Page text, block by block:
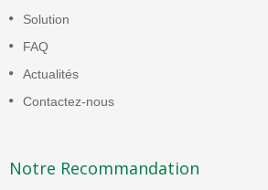
Solution
FAQ
Actualités
Contactez-nous
Notre Recommandation